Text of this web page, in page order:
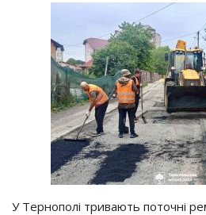
У Тернополі тривають поточні